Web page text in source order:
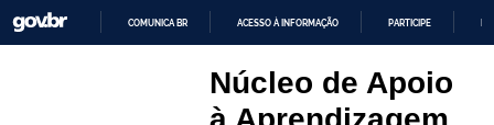
para
o
O
CONTEÚDO
COMUNICA BR ACESSO À INFORMAÇÃO PARTICIPE
Núcleo de Apoio